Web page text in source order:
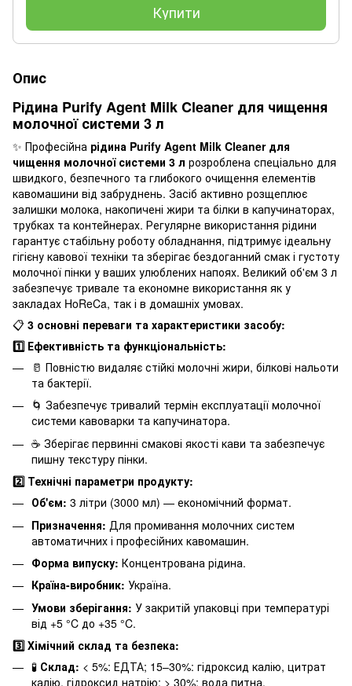
Купити
Опис
Рідина Purify Agent Milk Cleaner для чищення
молочної системи 3 л
✨ Професійна рідина Purify Agent Milk Cleaner для
чищення молочної системи 3 л розроблена спеціально для
швидкого, безпечного та глибокого очищення елементів
кавомашини від забруднень. Засіб активно розщеплює
залишки молока, накопичені жири та білки в капучинаторах,
трубках та контейнерах. Регулярне використання рідини
гарантує стабільну роботу обладнання, підтримує ідеальну
гігієну кавової техніки та зберігає бездоганний смак і густоту
молочної пінки у ваших улюблених напоях. Великий об'єм 3 л
забезпечує тривале та економне використання як у
закладах HoReCa, так і в домашніх умовах.
📋 3 основні переваги та характеристики засобу:
1️⃣ Ефективність та функціональність:
🥛 Повністю видаляє стійкі молочні жири, білкові нальоти
та бактерії.
🌀 Забезпечує тривалий термін експлуатації молочної
системи кавоварки та капучинатора.
☕ Зберігає первинні смакові якості кави та забезпечує
пишну текстуру пінки.
2️⃣ Технічні параметри продукту:
Об'єм: 3 літри (3000 мл) — економічний формат.
Призначення: Для промивання молочних систем
автоматичних і професійних кавомашин.
Форма випуску: Концентрована рідина.
Країна-виробник: Україна.
Умови зберігання: У закритій упаковці при температурі
від +5 °C до +35 °C.
3️⃣ Хімічний склад та безпека:
🧪 Склад: < 5%: ЕДТА; 15–30%: гідроксид калію, цитрат
калію, гідроксид натрію; > 30%: вода питна.